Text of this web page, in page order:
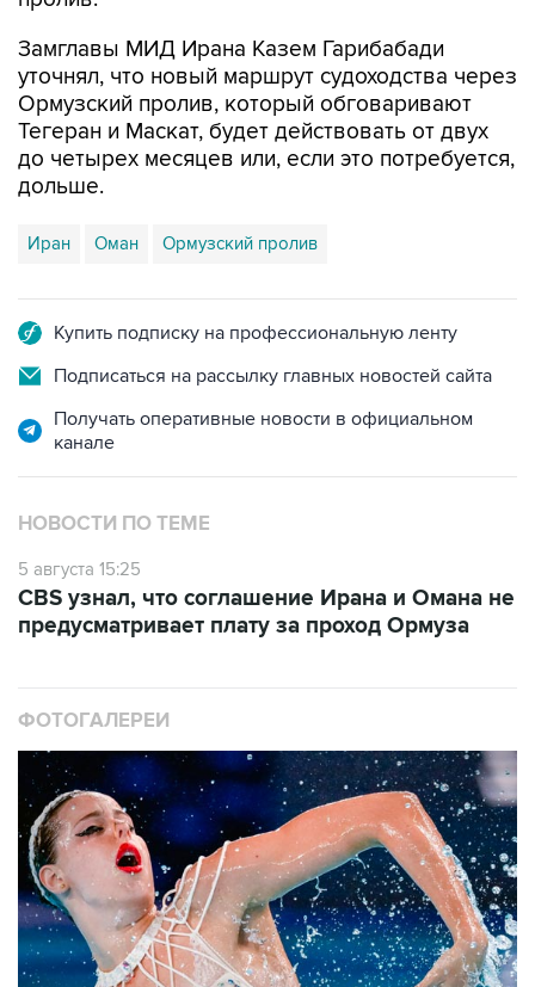
Замглавы МИД Ирана Казем Гарибабади
уточнял, что новый маршрут судоходства через
Ормузский пролив, который обговаривают
Тегеран и Маскат, будет действовать от двух
до четырех месяцев или, если это потребуется,
дольше.
Иран Оман Ормузский пролив
Купить подписку на профессиональную ленту
Подписаться на рассылку главных новостей сайта
Получать оперативные новости в официальном
канале
НОВОСТИ ПО ТЕМЕ
5 августа 15:25
CBS узнал, что соглашение Ирана и Омана не
предусматривает плату за проход Ормуза
ФОТОГАЛЕРЕИ